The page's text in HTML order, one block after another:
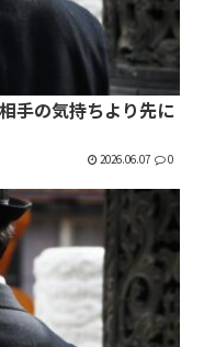
手の気持ちより先に
2026.06.07 0